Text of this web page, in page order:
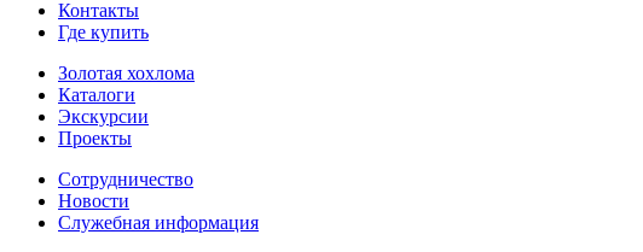
Контакты
Где купить
Золотая хохлома
Каталоги
Экскурсии
Проекты
Сотрудничество
Новости
Служебная информация